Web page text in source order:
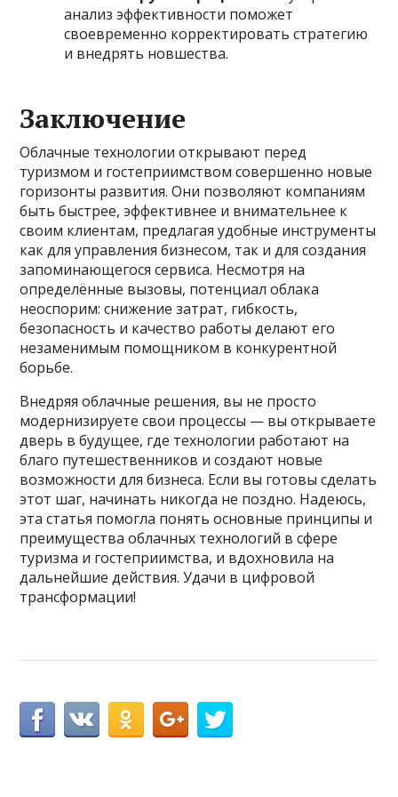
анализ эффективности поможет
своевременно корректировать стратегию
и внедрять новшества.
Заключение
Облачные технологии открывают перед
туризмом и гостеприимством совершенно новые
горизонты развития. Они позволяют компаниям
быть быстрее, эффективнее и внимательнее к
своим клиентам, предлагая удобные инструменты
как для управления бизнесом, так и для создания
запоминающегося сервиса. Несмотря на
определённые вызовы, потенциал облака
неоспорим: снижение затрат, гибкость,
безопасность и качество работы делают его
незаменимым помощником в конкурентной
борьбе.
Внедряя облачные решения, вы не просто
модернизируете свои процессы — вы открываете
дверь в будущее, где технологии работают на
благо путешественников и создают новые
возможности для бизнеса. Если вы готовы сделать
этот шаг, начинать никогда не поздно. Надеюсь,
эта статья помогла понять основные принципы и
преимущества облачных технологий в сфере
туризма и гостеприимства, и вдохновила на
дальнейшие действия. Удачи в цифровой
трансформации!